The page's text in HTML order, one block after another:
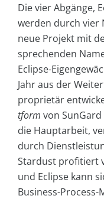
Die vier Abgänge,
werden durch vier
neue Projekt mit
sprechenden
Eclipse-
Jahr aus der
proprietär
tform von
die Hauptarbeit,
durch
Stardust profitiert
und Eclipse kann
Business-Process-